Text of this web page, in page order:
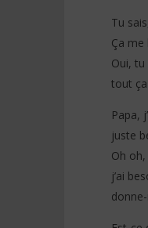
décembre
2025
Stone
Tu
Ça
Oui,
tout
Papa,
juste
Oh
j’ai